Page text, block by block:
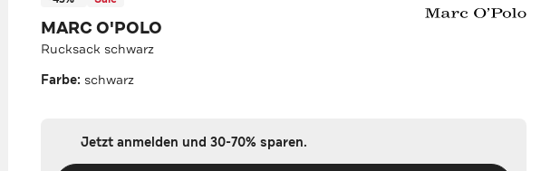
MARC O'POLO
Rucksack schwarz
Farbe: schwarz
Jetzt anmelden und 30-70% sparen.